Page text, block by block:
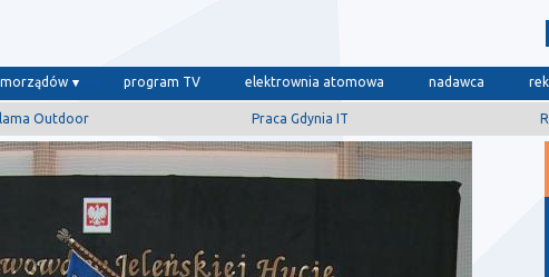
program TV elektrownia atomowa nadawca
Outdoor Praca Gdynia IT